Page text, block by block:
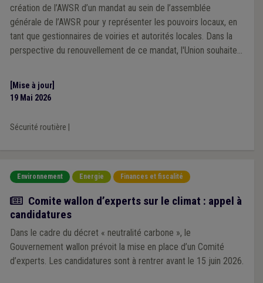
création de l’AWSR d’un mandat au sein de l’assemblée
générale de l’AWSR pour y représenter les pouvoirs locaux, en
tant que gestionnaires de voiries et autorités locales. Dans la
perspective du renouvellement de ce mandat, l'Union souhaite
dynamiques de sécurité routière.
[Mise à jour]
19 Mai 2026
Sécurité routière
Environnement Energie Finances et fiscalité
Actualité
Comite wallon d’experts sur le climat : appel à
candidatures
Dans le cadre du décret « neutralité carbone », le
Gouvernement wallon prévoit la mise en place d’un Comité
d’experts. Les candidatures sont à rentrer avant le 15 juin 2026.